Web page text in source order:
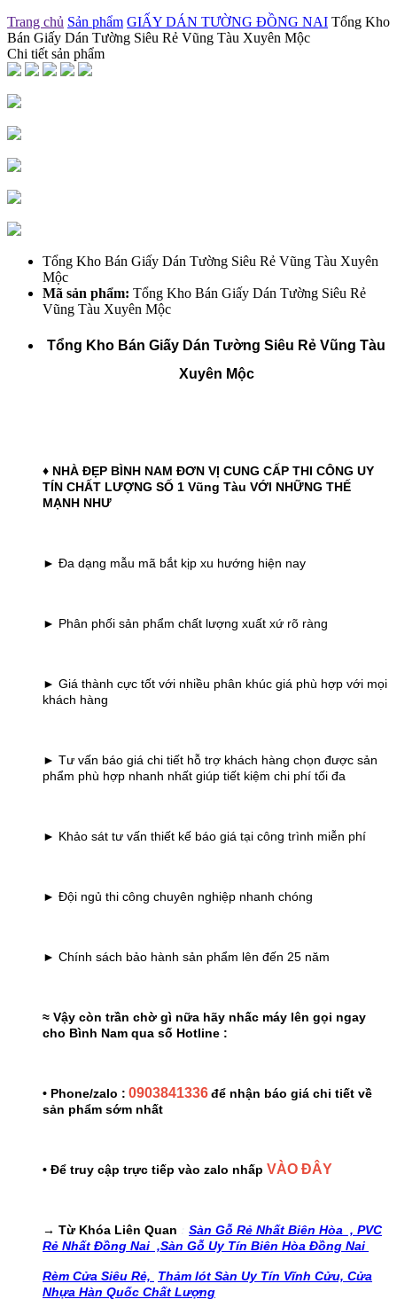
Trang chủ Sản phẩm GIẤY DÁN TƯỜNG ĐỒNG NAI Tổng Kho
Bán Giấy Dán Tường Siêu Rẻ Vũng Tàu Xuyên Mộc
Chi tiết sản phẩm
Tổng Kho Bán Giấy Dán Tường Siêu Rẻ Vũng Tàu Xuyên
Mộc
Mã sản phẩm: Tổng Kho Bán Giấy Dán Tường Siêu Rẻ
Vũng Tàu Xuyên Mộc
Tổng Kho Bán Giấy Dán Tường Siêu Rẻ Vũng Tàu
Xuyên Mộc
♦ NHÀ ĐẸP BÌNH NAM ĐƠN VỊ CUNG CẤP THI CÔNG UY
TÍN CHẤT LƯỢNG SỐ 1 Vũng Tàu VỚI NHỮNG THẾ
MẠNH NHƯ
► Đa dạng mẫu mã bắt kịp xu hướng hiện nay
► Phân phối sản phẩm chất lượng xuất xứ rõ ràng
► Giá thành cực tốt với nhiều phân khúc giá phù hợp với mọi
khách hàng
► Tư vấn báo giá chi tiết hỗ trợ khách hàng chọn được sản
phẩm phù hợp nhanh nhất giúp tiết kiệm chi phí tối đa
► Khảo sát tư vấn thiết kế báo giá tại công trình miễn phí
► Đội ngủ thi công chuyên nghiệp nhanh chóng
► Chính sách bảo hành sản phẩm lên đến 25 năm
≈ Vậy còn trần chờ gì nữa hãy nhấc máy lên gọi ngay
cho Bình Nam qua số Hotline :
• Phone/zalo : 0903841336để nhận báo giá chi tiết về
sản phẩm sớm nhất
• Để truy cập trực tiếp vào zalo nhấp VÀO ĐÂY
→ Từ Khóa Liên Quan Sàn Gỗ Rẻ Nhất Biên Hòa , PVC
Rẻ Nhất Đồng Nai ,Sàn Gỗ Uy Tín Biên Hòa Đồng Nai
Rèm Cửa Siêu Rẻ, Thảm lót Sàn Uy Tín Vĩnh Cửu, Cửa
Nhựa Hàn Quốc Chất Lượng